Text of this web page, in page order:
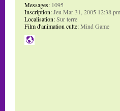
Messages: 1095
Inscription:Jeu Mar 31, 2005 12:38 pm
Localisation:Sur terre
Film d'animation culte:Mind Game